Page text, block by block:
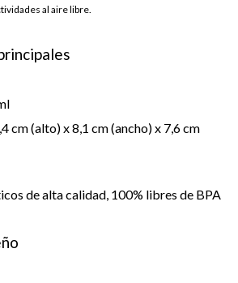
al aire libre.
cm (alto) x 8,1 cm (ancho) x 7,6 cm
de alta calidad, 100% libres de BPA